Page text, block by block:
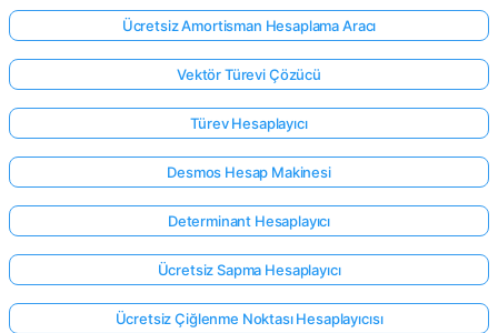
Ücretsiz Amortisman Hesaplama Aracı
Vektör Türevi Çözücü
Türev Hesaplayıcı
Desmos Hesap Makinesi
Determinant Hesaplayıcı
Ücretsiz Sapma Hesaplayıcı
Ücretsiz Çiğlenme Noktası Hesaplayıcısı